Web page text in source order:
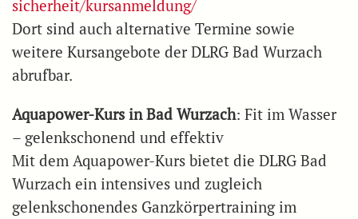
sicherheit/kursanmeldung/
Dort sind auch alternative Termine sowie
weitere Kursangebote der DLRG Bad Wurzach
abrufbar.
Aquapower-Kurs in Bad Wurzach: Fit im Wasser
– gelenkschonend und effektiv
Mit dem Aquapower-Kurs bietet die DLRG Bad
Wurzach ein intensives und zugleich
gelenkschonendes Ganzkörpertraining im